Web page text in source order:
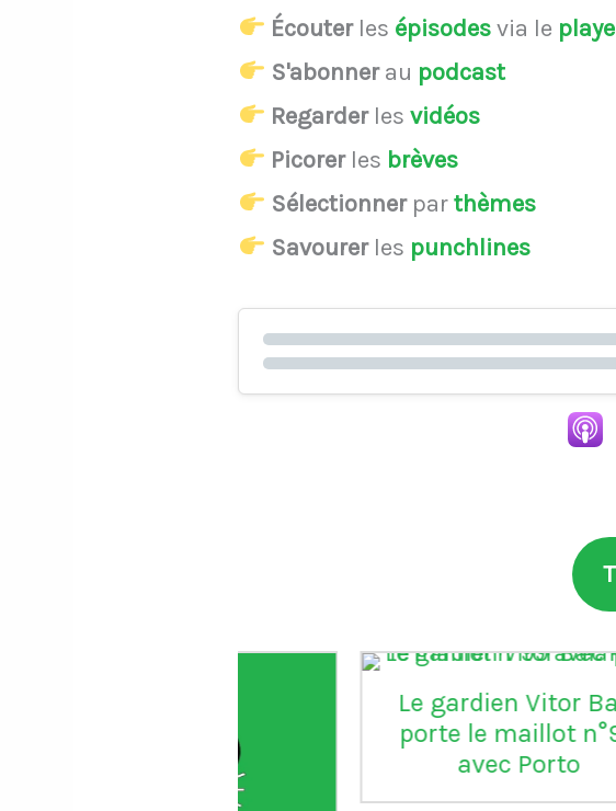
Écouterles épisodesvia le
S'abonnerau podcast
Regarderlesvidéos
Picorerles brèves
Sélectionnerparthèmes
Savourerles punchlines
Le gardien Vitor Baia
porte le maillot n°99